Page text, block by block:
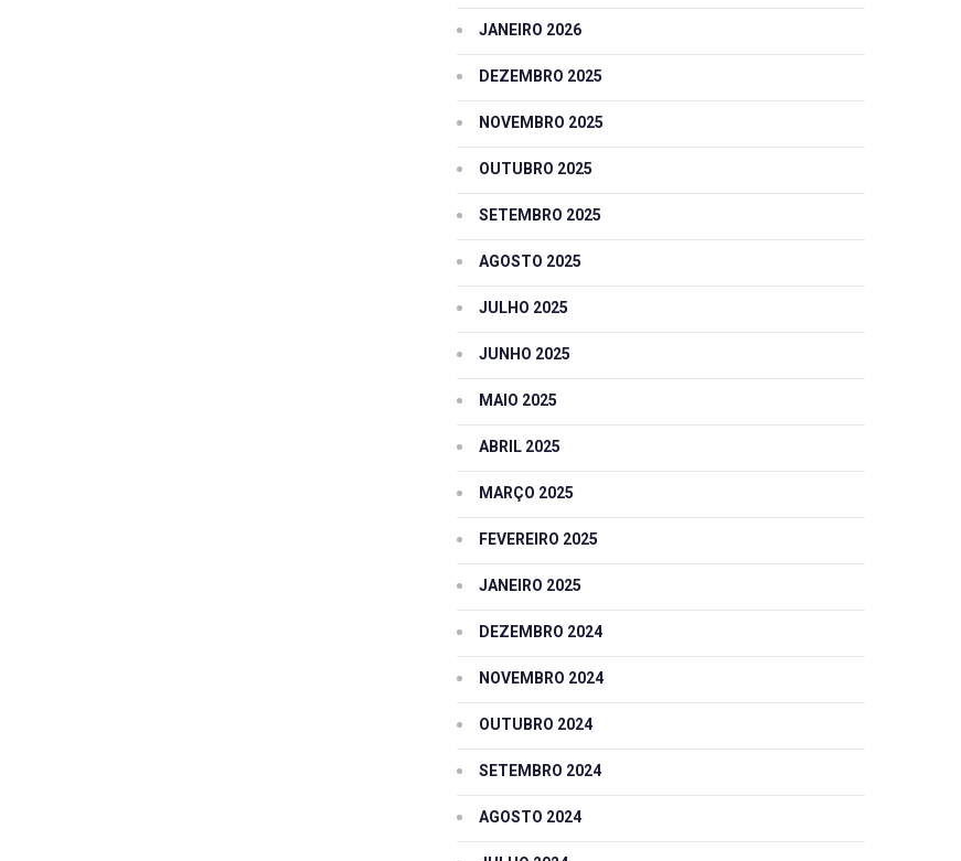
JANEIRO 2026
DEZEMBRO 2025
NOVEMBRO 2025
OUTUBRO 2025
SETEMBRO 2025
AGOSTO 2025
JULHO 2025
JUNHO 2025
MAIO 2025
ABRIL 2025
MARÇO 2025
FEVEREIRO 2025
JANEIRO 2025
DEZEMBRO 2024
NOVEMBRO 2024
OUTUBRO 2024
SETEMBRO 2024
AGOSTO 2024